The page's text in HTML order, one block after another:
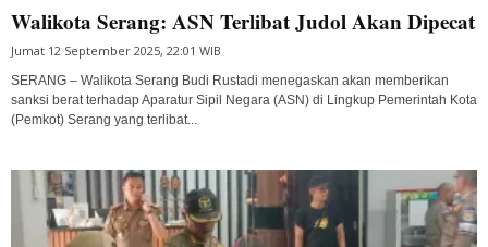
Walikota Serang: ASN Terlibat Judol Akan Dipecat
Jumat 12 September 2025, 22:01 WIB
SERANG – Walikota Serang Budi Rustadi menegaskan akan memberikan
sanksi berat terhadap Aparatur Sipil Negara (ASN) di Lingkup Pemerintah Kota
(Pemkot) Serang yang terlibat...